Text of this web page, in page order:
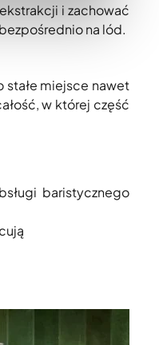
i zachować
na lód.
stałe miejsce nawet
w której część
baristycznego